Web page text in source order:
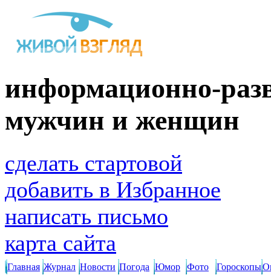
информационно-
мужчин и женщин
сделать стартовой
добавить в Избранное
написать письмо
карта сайта
Главная Журнал Новости Погода Юмор Фото Гороскопы